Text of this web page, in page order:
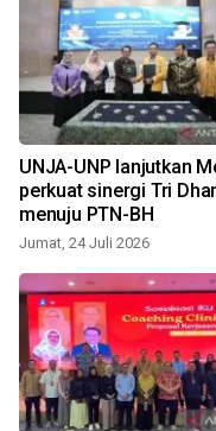
UNJA-UNP lanjutkan
perkuat sinergi Tri
menuju PTN-BH
Jumat, 24 Juli 2026